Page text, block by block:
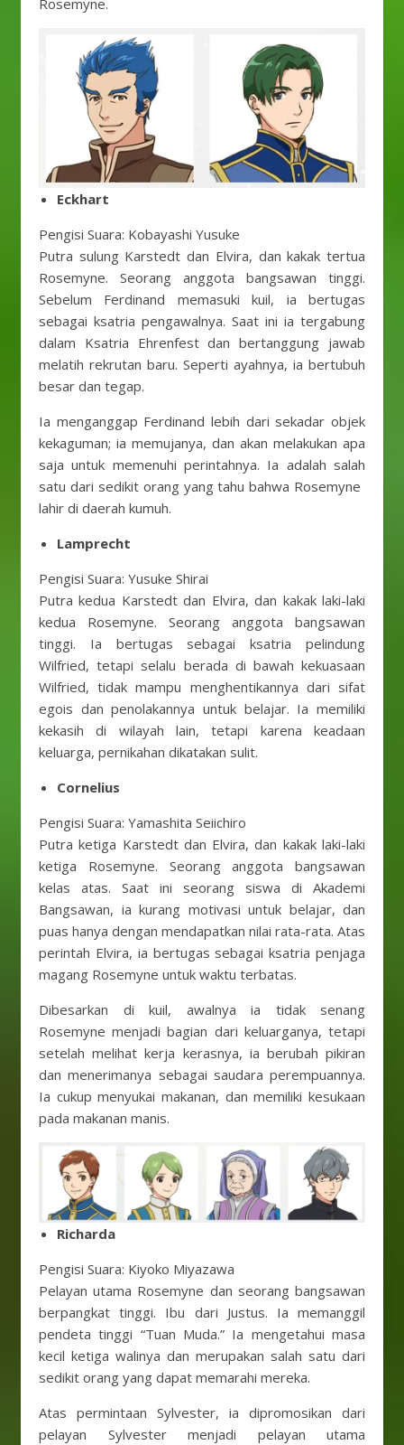
Eckhart
Pengisi Suara: Kobayashi Yusuke
Putra sulung Karstedt dan Elvira, dan kakak tertua
Rosemyne. Seorang anggota bangsawan tinggi.
Sebelum Ferdinand memasuki kuil, ia bertugas
sebagai ksatria pengawalnya. Saat ini ia tergabung
dalam Ksatria Ehrenfest dan bertanggung jawab
melatih rekrutan baru. Seperti ayahnya, ia bertubuh
besar dan tegap.
Ia menganggap Ferdinand lebih dari sekadar objek
kekaguman; ia memujanya, dan akan melakukan apa
saja untuk memenuhi perintahnya. Ia adalah salah
satu dari sedikit orang yang tahu bahwa Rosemyne ​​
lahir di daerah kumuh.
Lamprecht
Pengisi Suara: Yusuke Shirai
Putra kedua Karstedt dan Elvira, dan kakak laki-laki
kedua Rosemyne. Seorang anggota bangsawan
tinggi. Ia bertugas sebagai ksatria pelindung
Wilfried, tetapi selalu berada di bawah kekuasaan
Wilfried, tidak mampu menghentikannya dari sifat
egois dan penolakannya untuk belajar. Ia memiliki
kekasih di wilayah lain, tetapi karena keadaan
keluarga, pernikahan dikatakan sulit.
Cornelius
Pengisi Suara: Yamashita Seiichiro
Putra ketiga Karstedt dan Elvira, dan kakak laki-laki
ketiga Rosemyne. Seorang anggota bangsawan
kelas atas. Saat ini seorang siswa di Akademi
Bangsawan, ia kurang motivasi untuk belajar, dan
puas hanya dengan mendapatkan nilai rata-rata. Atas
perintah Elvira, ia bertugas sebagai ksatria penjaga
magang Rosemyne ​​untuk waktu terbatas.
Dibesarkan di kuil, awalnya ia tidak senang
Rosemyne ​​menjadi bagian dari keluarganya, tetapi
setelah melihat kerja kerasnya, ia berubah pikiran
dan menerimanya sebagai saudara perempuannya.
Ia cukup menyukai makanan, dan memiliki kesukaan
pada makanan manis.
Richarda
Pengisi Suara: Kiyoko Miyazawa
Pelayan utama Rosemyne ​​dan seorang bangsawan
berpangkat tinggi. Ibu dari Justus. Ia memanggil
pendeta tinggi “Tuan Muda.” Ia mengetahui masa
kecil ketiga walinya dan merupakan salah satu dari
sedikit orang yang dapat memarahi mereka.
Atas permintaan Sylvester, ia dipromosikan dari
pelayan Sylvester menjadi pelayan utama